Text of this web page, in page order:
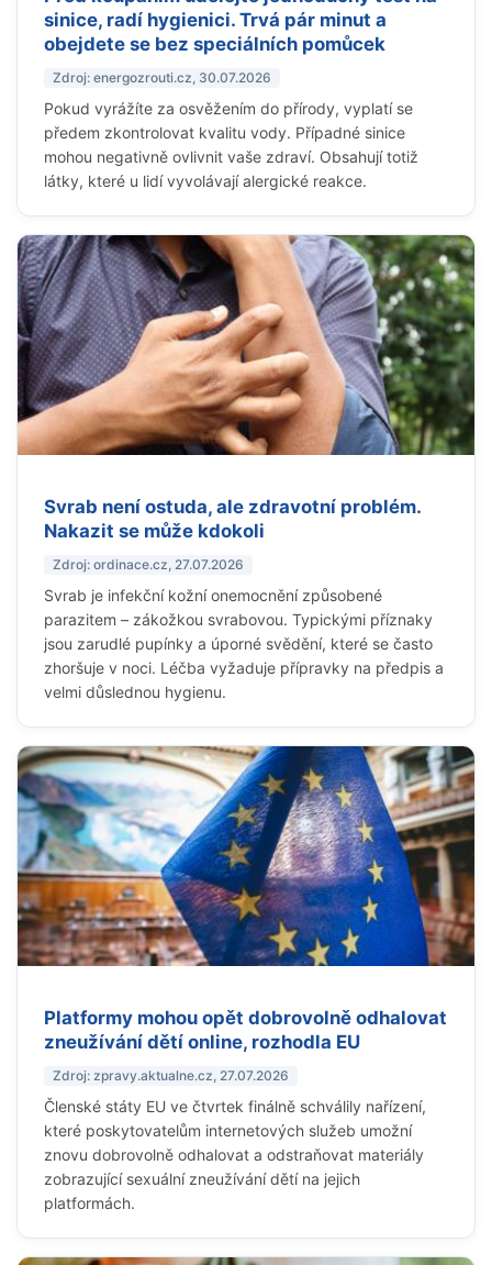
sinice, radí hygienici. Trvá pár minut a
obejdete se bez speciálních pomůcek
Zdroj: energozrouti.cz, 30.07.2026
Pokud vyrážíte za osvěžením do přírody, vyplatí se
předem zkontrolovat kvalitu vody. Případné sinice
mohou negativně ovlivnit vaše zdraví. Obsahují totiž
látky, které u lidí vyvolávají alergické reakce.
Svrab není ostuda, ale zdravotní problém.
Nakazit se může kdokoli
Zdroj: ordinace.cz, 27.07.2026
Svrab je infekční kožní onemocnění způsobené
parazitem – zákožkou svrabovou. Typickými příznaky
jsou zarudlé pupínky a úporné svědění, které se často
zhoršuje v noci. Léčba vyžaduje přípravky na předpis a
velmi důslednou hygienu.
Platformy mohou opět dobrovolně odhalovat
zneužívání dětí online, rozhodla EU
Zdroj: zpravy.aktualne.cz, 27.07.2026
Členské státy EU ve čtvrtek finálně schválily nařízení,
které poskytovatelům internetových služeb umožní
znovu dobrovolně odhalovat a odstraňovat materiály
zobrazující sexuální zneužívání dětí na jejich
platformách.